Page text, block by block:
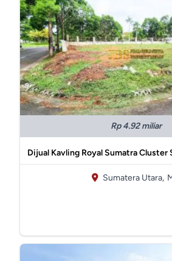
Rp 4.92 miliar
Dijual Kavling Royal Sumatra Cluster
Sumatera Utara,